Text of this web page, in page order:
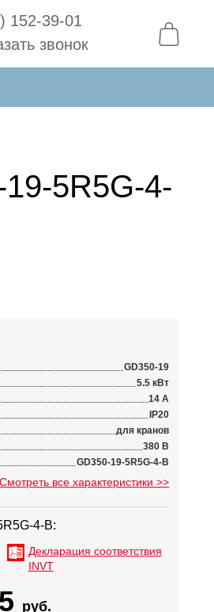
152-39-01
звонок
5R5G-4-
GD350-19
5.5 кВт
14 А
IP20
для кранов
380 В
GD350-19-5R5G-4-B
Смотреть все характеристики >>
4-B:
Декларация соответствия
INVT
руб.